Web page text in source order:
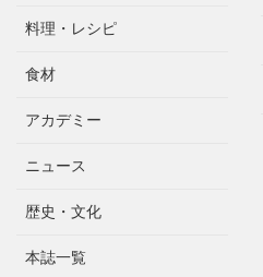
料理・レシピ
食材
アカデミー
ニュース
歴史・文化
本誌一覧